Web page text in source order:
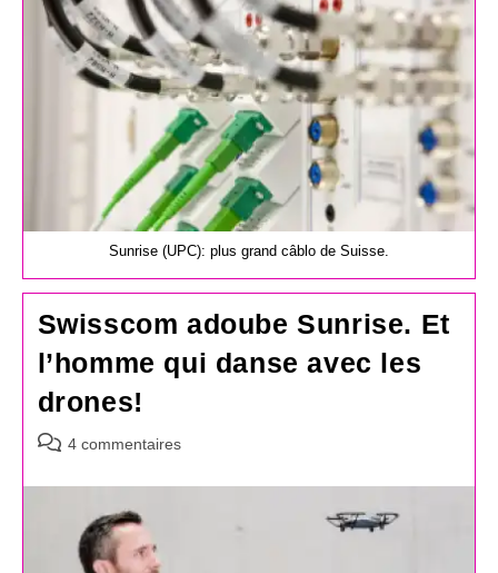
Sunrise (UPC): plus grand câblo de Suisse.
Swisscom adoube Sunrise. Et
l’homme qui danse avec les
drones!
Commentaires
la
publication :
4 commentaires